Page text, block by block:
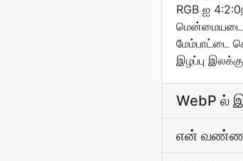
RGB ஐ
மென்மையடைய
மேம்பாட்டை
இழப்பு
WebP ல்
என் வண்ணப்